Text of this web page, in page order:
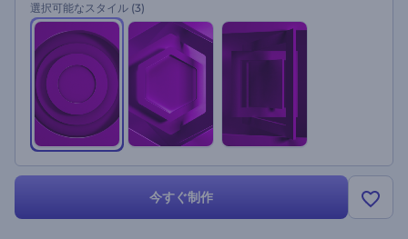
選択可能なスタイル (3)
今すぐ制作